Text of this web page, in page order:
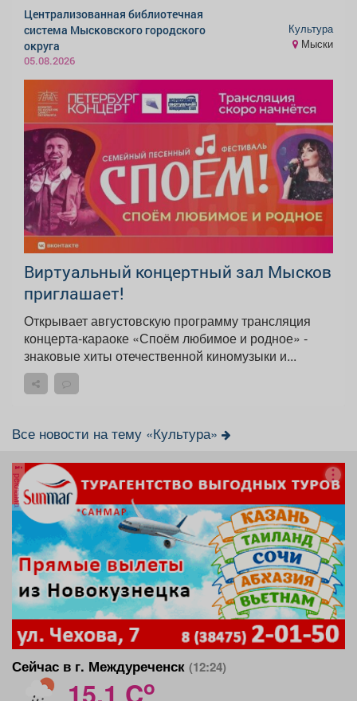
Централизованная библиотечная
система Мысковского городского
округа
05.08.2026
Культура
Мыски
Виртуальный концертный зал Мысков
приглашает!
Открывает августовскую программу трансляция
концерта-караоке «Споём любимое и родное» -
знаковые хиты отечественной киномузыки и...
Все новости на тему «Культура»
реклама
Сейчас в г. Междуреченск (12:24)
o